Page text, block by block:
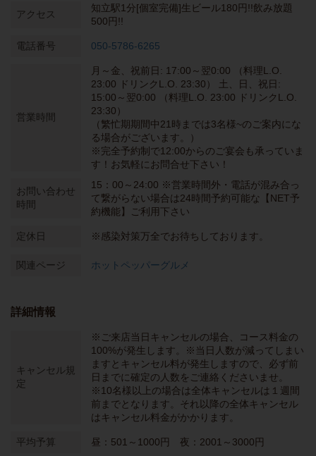
アクセス
知立駅1分[個室完備]生ビール180円!!飲み放題
500円!!
電話番号 050-5786-6265
営業時間
月～金、祝前日: 17:00～翌0:00 （料理L.O.
23:00 ドリンクL.O. 23:30） 土、日、祝日:
15:00～翌0:00 （料理L.O. 23:00 ドリンクL.O.
23:30）
（繁忙期期間中21時までは3名様~のご案内にな
る場合がございます。）
※完全予約制で12:00からのご宴会も承っていま
す！お気軽にお問合せ下さい！
お問い合わせ
時間
15：00～24:00 ※営業時間外・電話が混み合っ
て繋がらない場合は24時間予約可能な【NET予
約機能】ご利用下さい
定休日 ※感染対策万全でお待ちしております。
関連ページ ホットペッパーグルメ
詳細情報
キャンセル規
定
※ご来店当日キャンセルの場合、コース料金の
100%が発生します。※当日人数が減ってしまい
ますとキャンセル料が発生しますので、必ず前
日までに確定の人数をご連絡くださいませ。
※10名様以上の場合は全体キャンセルは１週間
前までとなります。それ以降の全体キャンセル
はキャンセル料金がかかります。
平均予算 昼：501～1000円 夜：2001～3000円